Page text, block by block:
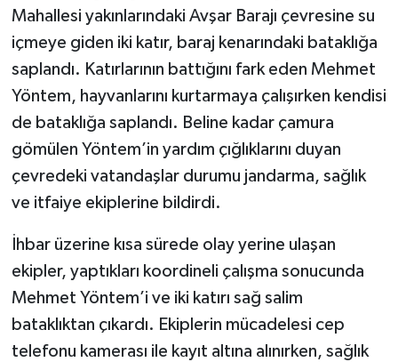
Mahallesi yakınlarındaki Avşar Barajı çevresine su
içmeye giden iki katır, baraj kenarındaki bataklığa
saplandı. Katırlarının battığını fark eden Mehmet
Yöntem, hayvanlarını kurtarmaya çalışırken kendisi
de bataklığa saplandı. Beline kadar çamura
gömülen Yöntem’in yardım çığlıklarını duyan
çevredeki vatandaşlar durumu jandarma, sağlık
ve itfaiye ekiplerine bildirdi.
İhbar üzerine kısa sürede olay yerine ulaşan
ekipler, yaptıkları koordineli çalışma sonucunda
Mehmet Yöntem’i ve iki katırı sağ salim
bataklıktan çıkardı. Ekiplerin mücadelesi cep
telefonu kamerası ile kayıt altına alınırken, sağlık